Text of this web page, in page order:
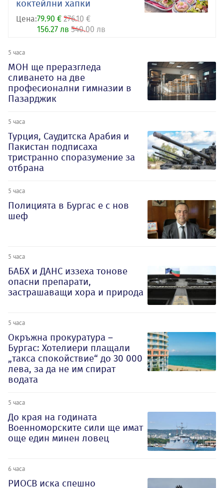
коктейлни хапки
Цена:79.90 € 276.10 €
156.27 лв 540.00 лв
5 часа
МОН ще преразгледа
сливането на две
професионални гимназии в
Пазарджик
5 часа
Турция, Саудитска Арабия и
Пакистан подписаха
тристранно споразумение за
отбрана
5 часа
Полицията в Бургас е с нов
шеф
5 часа
БАБХ и ДАНС иззеха тонове
опасни препарати,
застрашаващи хора и природа
5 часа
Окръжна прокуратура –
Бургас: Хотелиери плащали
„такса спокойствие“ до 30 000
лева, за да не им спират
водата
5 часа
До края на годината
Военноморските сили ще имат
още един минен ловец
6 часа
РИОСВ иска спешно